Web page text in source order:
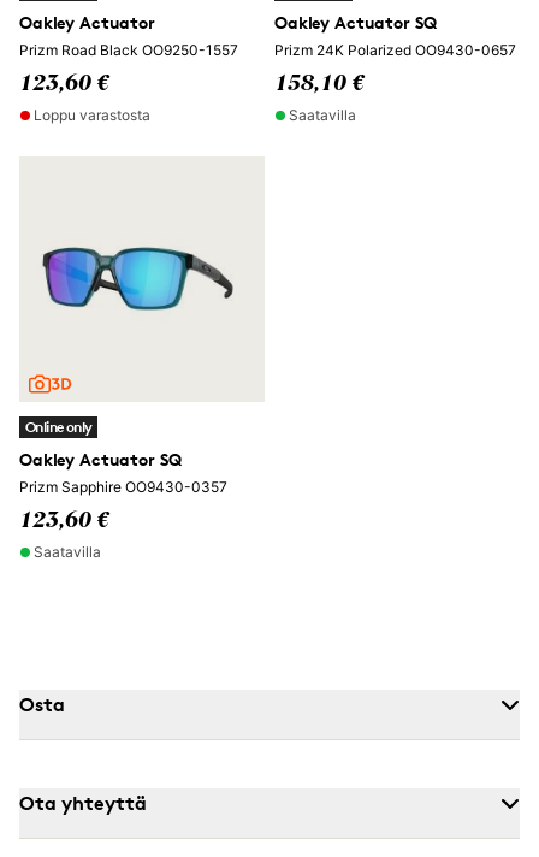
Oakley Actuator
Prizm Road Black OO9250-1557
123,60 €
Loppu varastosta
Oakley Actuator SQ
Prizm 24K Polarized OO9430-0657
158,10 €
Saatavilla
Online only
Oakley Actuator SQ
Prizm Sapphire OO9430-0357
123,60 €
Saatavilla
Osta
Ota yhteyttä